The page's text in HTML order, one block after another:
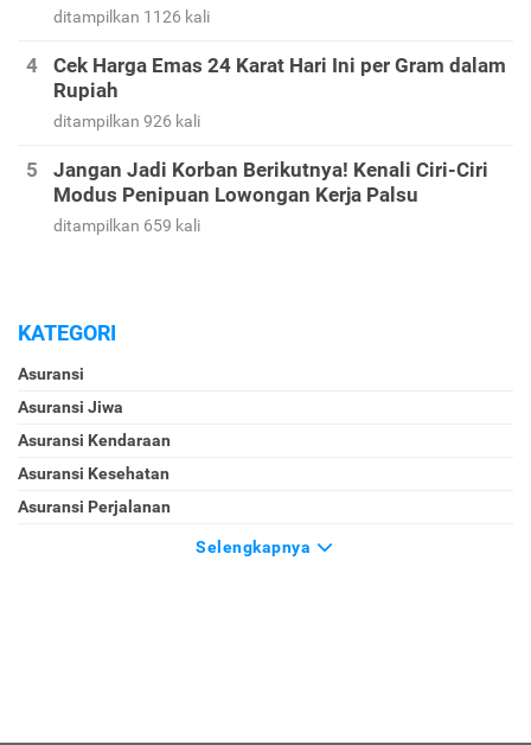
ditampilkan 1126 kali
Cek Harga Emas 24 Karat Hari Ini per Gram dalam
Rupiah
ditampilkan 926 kali
Jangan Jadi Korban Berikutnya! Kenali Ciri-Ciri
Modus Penipuan Lowongan Kerja Palsu
ditampilkan 659 kali
KATEGORI
Asuransi
Asuransi Jiwa
Asuransi Kendaraan
Asuransi Kesehatan
Asuransi Perjalanan
Selengkapnya